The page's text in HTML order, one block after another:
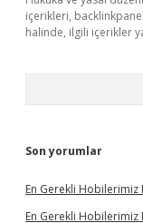
içerikleri,
halinde, ilgili içerikler
Son yorumlar
En Gerekli
En Gerekli